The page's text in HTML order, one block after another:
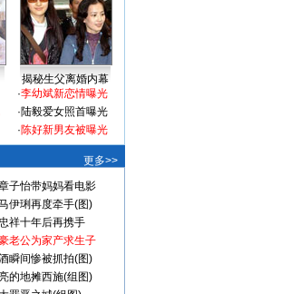
揭秘生父离婚内幕
·李幼斌新恋情曝光
·陆毅爱女照首曝光
·陈好新男友被曝光
更多>>
子怡带妈妈看电影
伊琍再度牵手(图)
祥十年后再携手
老公为家产求生子
瞬间惨被抓拍(图)
的地摊西施(组图)